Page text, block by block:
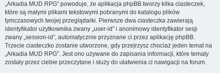
„Arkadia MUD RPG” powoduje, że aplikacja phpBB tworzy kilka ciasteczek,
które są małymi plikami tekstowymi pobranymi do katalogu plików
tymczasowych twojej przeglądarki. Pierwsze dwa ciasteczka zawierają
identyfikator użytkownika zwany „user-id” i anonimowy identyfikator sesji
zwany „session-id”, automatycznie przyznane ci przez aplikację phpBB.
Trzecie ciasteczko zostanie utworzone, gdy przejrzysz chociaż jeden temat na
„Arkadia MUD RPG”. Jest ono używane do zapisania informacji, które tematy
zostały przez ciebie przeczytane i służy do ułatwienia ci nawigacji na forum.